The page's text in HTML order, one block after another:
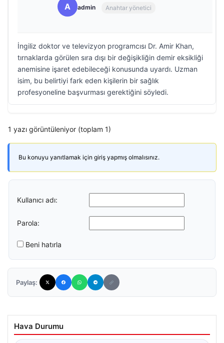
A admin Anahtar yönetici
İngiliz doktor ve televizyon programcısı Dr. Amir Khan,
tırnaklarda görülen sıra dışı bir değişikliğin demir eksikliği
anemisine işaret edebileceği konusunda uyardı. Uzman
isim, bu belirtiyi fark eden kişilerin bir sağlık
profesyoneline başvurması gerektiğini söyledi.
1 yazı görüntüleniyor (toplam 1)
Bu konuyu yanıtlamak için giriş yapmış olmalısınız.
Kullanıcı adı:
Parola:
Beni hatırla
Paylaş:
Hava Durumu